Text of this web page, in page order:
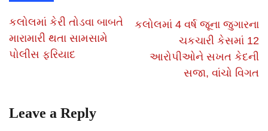
કલોલમાં કેરી તોડવા બાબતે
મારામારી થતા સામસામે
પોલીસ ફરિયાદ
કલોલમાં 4 વર્ષ જૂના જુગારના
ચકચારી કેસમાં 12
આરોપીઓને સખત કેદની
સજા, વાંચો વિગત
Leave a Reply